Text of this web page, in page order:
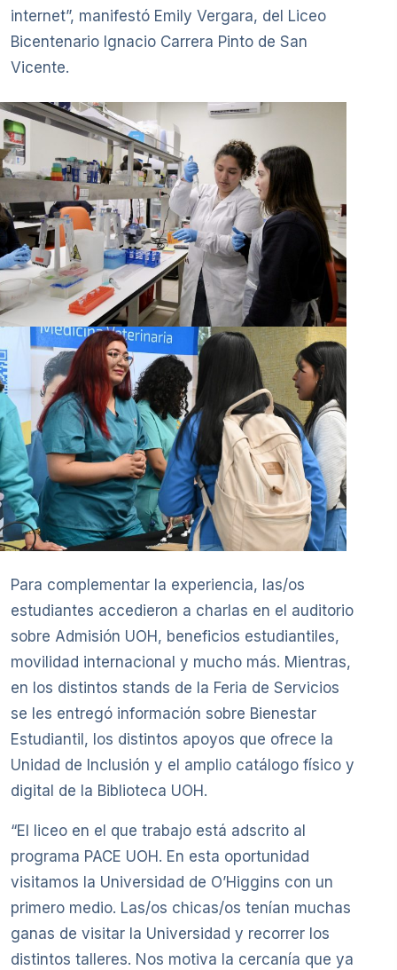
internet”, manifestó Emily Vergara, del Liceo
Bicentenario Ignacio Carrera Pinto de San
Vicente.
Para complementar la experiencia, las/os
estudiantes accedieron a charlas en el auditorio
sobre Admisión UOH, beneficios estudiantiles,
movilidad internacional y mucho más. Mientras,
en los distintos stands de la Feria de Servicios
se les entregó información sobre Bienestar
Estudiantil, los distintos apoyos que ofrece la
Unidad de Inclusión y el amplio catálogo físico y
digital de la Biblioteca UOH.
“El liceo en el que trabajo está adscrito al
programa PACE UOH. En esta oportunidad
visitamos la Universidad de O’Higgins con un
primero medio. Las/os chicas/os tenían muchas
ganas de visitar la Universidad y recorrer los
distintos talleres. Nos motiva la cercanía que ya